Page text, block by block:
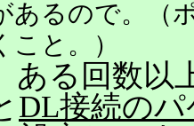
あるので。（
と。）
ある回数以
DL接続の